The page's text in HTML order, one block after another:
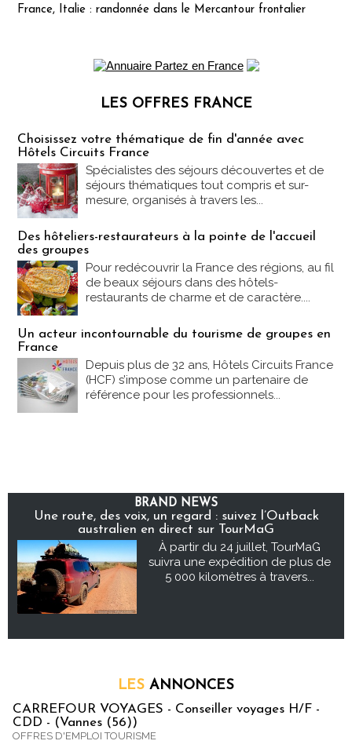
France, Italie : randonnée dans le Mercantour frontalier
LES OFFRES FRANCE
Choisissez votre thématique de fin d'année avec
Hôtels Circuits France
Spécialistes des séjours découvertes et de
séjours thématiques tout compris et sur-
mesure, organisés à travers les...
Des hôteliers-restaurateurs à la pointe de l'accueil
des groupes
Pour redécouvrir la France des régions, au fil
de beaux séjours dans des hôtels-
restaurants de charme et de caractère....
Un acteur incontournable du tourisme de groupes en
France
Depuis plus de 32 ans, Hôtels Circuits France
(HCF) s’impose comme un partenaire de
référence pour les professionnels...
BRAND NEWS
Une route, des voix, un regard : suivez l’Outback
australien en direct sur TourMaG
À partir du 24 juillet, TourMaG
suivra une expédition de plus de
5 000 kilomètres à travers...
LES ANNONCES
CARREFOUR VOYAGES - Conseiller voyages H/F -
CDD - (Vannes (56))
OFFRES D'EMPLOI TOURISME